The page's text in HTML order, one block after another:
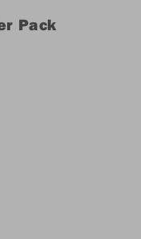
Pack